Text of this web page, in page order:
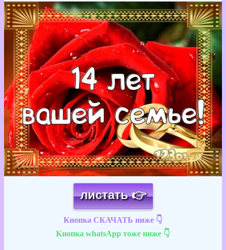
Загрузка картинки...
листать 👉
Кнопка СКАЧАТЬ ниже 👇
Кнопка whatsApp тоже ниже 👇